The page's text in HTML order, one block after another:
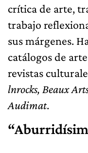
crítica de arte,
trabajo
sus márgenes.
catálogos de
revistas
lnrocks, Beaux
Audimat.